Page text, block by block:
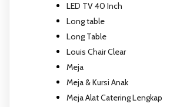
LED TV 40 Inch
Long table
Long Table
Louis Chair Clear
Meja
Meja & Kursi Anak
Meja Alat Catering Lengkap